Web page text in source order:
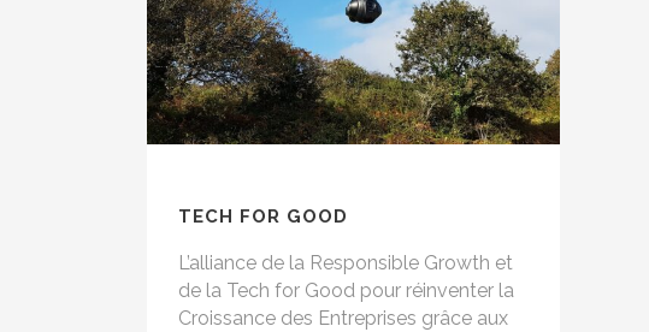
TECH FOR GOOD
L’alliance de la Responsible Growth et
de la Tech for Good pour réinventer la
Croissance des Entreprises grâce aux